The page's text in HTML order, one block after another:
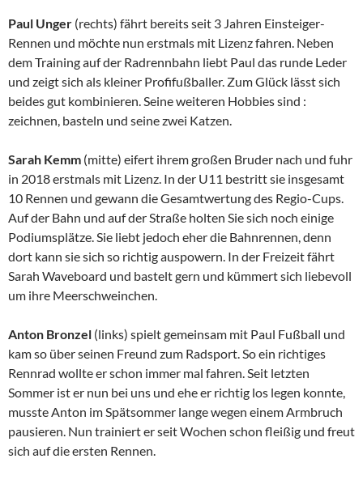
Paul Unger (rechts) fährt bereits seit 3 Jahren Einsteiger-
Rennen und möchte nun erstmals mit Lizenz fahren. Neben
dem Training auf der Radrennbahn liebt Paul das runde Leder
und zeigt sich als kleiner Profifußballer. Zum Glück lässt sich
beides gut kombinieren. Seine weiteren Hobbies sind :
zeichnen, basteln und seine zwei Katzen.
Sarah Kemm (mitte) eifert ihrem großen Bruder nach und fuhr
in 2018 erstmals mit Lizenz. In der U11 bestritt sie insgesamt
10 Rennen und gewann die Gesamtwertung des Regio-Cups.
Auf der Bahn und auf der Straße holten Sie sich noch einige
Podiumsplätze. Sie liebt jedoch eher die Bahnrennen, denn
dort kann sie sich so richtig auspowern. In der Freizeit fährt
Sarah Waveboard und bastelt gern und kümmert sich liebevoll
um ihre Meerschweinchen.
Anton Bronzel (links) spielt gemeinsam mit Paul Fußball und
kam so über seinen Freund zum Radsport. So ein richtiges
Rennrad wollte er schon immer mal fahren. Seit letzten
Sommer ist er nun bei uns und ehe er richtig los legen konnte,
musste Anton im Spätsommer lange wegen einem Armbruch
pausieren. Nun trainiert er seit Wochen schon fleißig und freut
sich auf die ersten Rennen.